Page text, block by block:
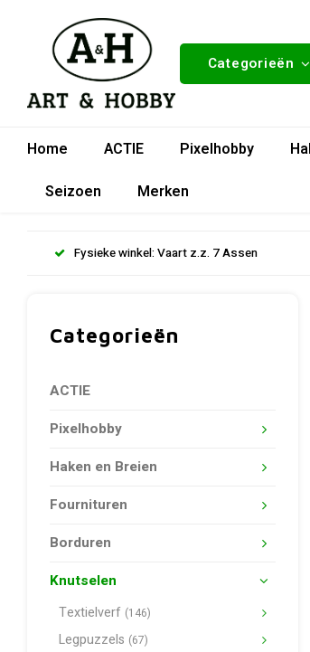
Categorieën
Home ACTIE Pixelhobby
Seizoen
Merken
Fysieke winkel: Vaart z.z. 7 Assen
Categorieën
ACTIE
Pixelhobby
Haken en Breien
Fournituren
Borduren
Knutselen
Textielverf (146)
Legpuzzels (67)